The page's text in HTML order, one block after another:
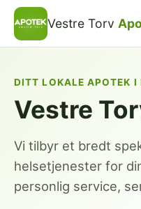
Vestre Torv
DITT LOKALE APOTEK I
Vestre
Vi tilbyr et bredt
helsetjenester for
personlig service,